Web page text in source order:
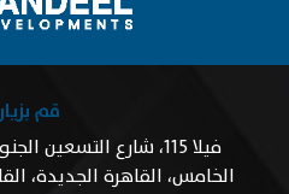
قم
فيلا 115، شارع التسعين
الخامس، القاهرة الجديدة،